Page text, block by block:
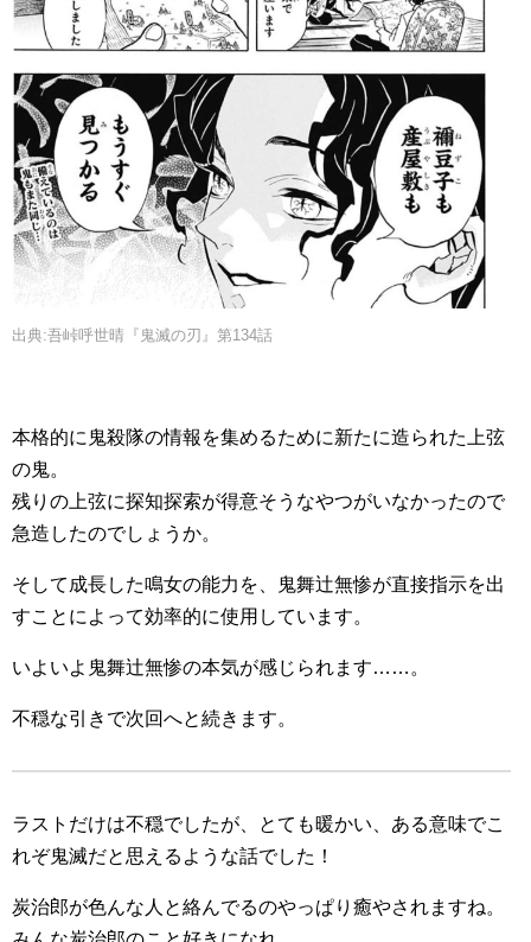
出典:吾峠呼世晴『鬼滅の刃』第134話
本格的に鬼殺隊の情報を集めるために新たに造られた上弦
の鬼。
残りの上弦に探知探索が得意そうなやつがいなかったので
急造したのでしょうか。
そして成長した鳴女の能力を、鬼舞辻無惨が直接指示を出
すことによって効率的に使用しています。
いよいよ鬼舞辻無惨の本気が感じられます……。
不穏な引きで次回へと続きます。
ラストだけは不穏でしたが、とても暖かい、ある意味でこ
れぞ鬼滅だと思えるような話でした！
炭治郎が色んな人と絡んでるのやっぱり癒やされますね。